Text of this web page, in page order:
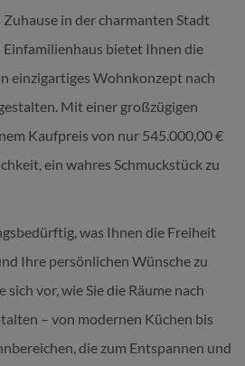
Zuhause in der charmanten Stadt
bietet Ihnen die
einzigartiges Wohnkonzept nach
Mit einer großzügigen
Kaufpreis von nur 545.000,00 €
ein wahres Schmuckstück zu
was Ihnen die Freiheit
Ihre persönlichen Wünsche zu
vor, wie Sie die Räume nach
– von modernen Küchen bis
die zum Entspannen und